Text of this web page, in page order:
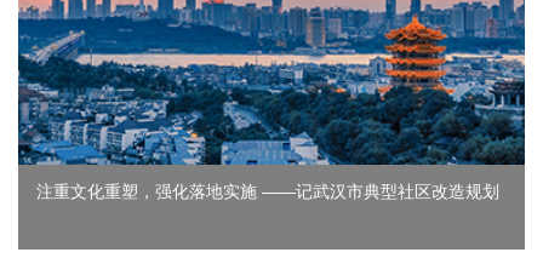
注重文化重塑，强化落地实施 ——记武汉市典型社区改造规划